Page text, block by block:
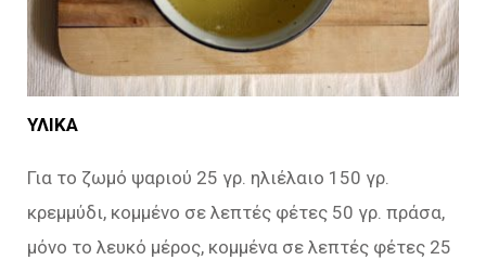
ΥΛΙΚΑ
Για το ζωμό ψαριού 25 γρ. ηλιέλαιο 150 γρ.
κρεμμύδι, κομμένο σε λεπτές φέτες 50 γρ. πράσα,
μόνο το λευκό μέρος, κομμένα σε λεπτές φέτες 25